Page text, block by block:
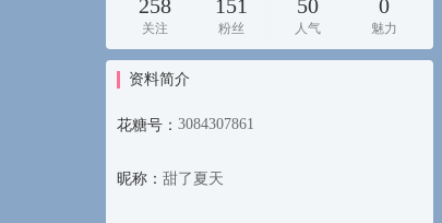
258
关注
151
粉丝
50
人气
0
魅力
资料简介
花糖号： 3084307861
昵称： 甜了夏天